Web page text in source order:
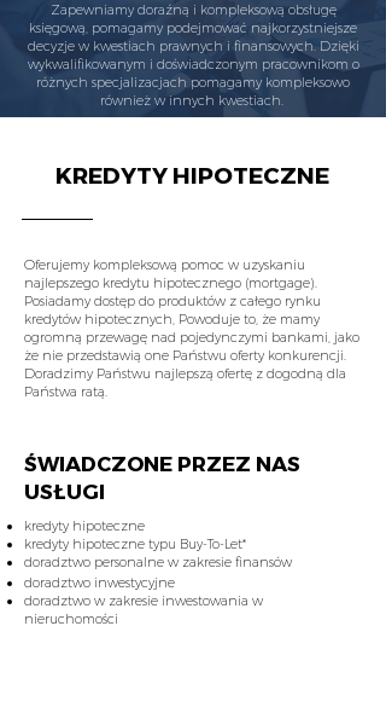
Zapewniamy doraźną i kompleksową obsługę
księgową, pomagamy podejmować najkorzystniejsze
decyzje w kwestiach prawnych i finansowych. Dzięki
wykwalifikowanym i doświadczonym pracownikom o
różnych specjalizacjach pomagamy kompleksowo
również w innych kwestiach.
KREDYTY HIPOTECZNE
Oferujemy kompleksową pomoc w uzyskaniu
najlepszego kredytu hipotecznego (mortgage).
Posiadamy dostęp do produktów z całego rynku
kredytów hipotecznych, Powoduje to, że mamy
ogromną przewagę nad pojedynczymi bankami, jako
że nie przedstawią one Państwu oferty konkurencji.
Doradzimy Państwu najlepszą ofertę z dogodną dla
Państwa ratą.
ŚWIADCZONE PRZEZ NAS
USŁUGI
kredyty hipoteczne
kredyty hipoteczne typu Buy-To-Let*
doradztwo personalne w zakresie finansów
doradztwo inwestycyjne
doradztwo w zakresie inwestowania w
nieruchomości